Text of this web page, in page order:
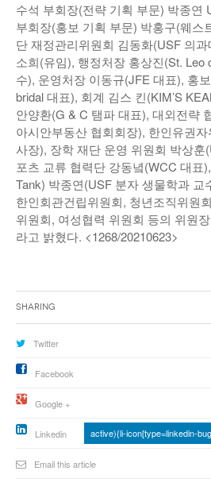
수석 부회장(전략 기획 부문) 박종연
부회장(홍보 기획 부문) 박홍구(웨스
단 재정관리위원회 김동화(USF 의
소희(유임), 행정처장 홍상진(St. Leo
수), 운영처장 이동규(JFE 대표), 홍
bridal 대표), 회계 김스 킨(KIM’S
안양환(G & C 탬파 대표), 대외전략
아시안부동산 협회회장), 한인유권
사장), 장학 재단 운영 위원회 박상훈
포츠 교류 협력단 강동녘(WCC 대표
Tank) 박종연(USF 분자 생물학과 교
한인회관건립위원회, 청년조직위원
위원회, 여성협력 위원회 등의 위원
라고 밝혔다. <1268/20210623>
Sharing
Twitter
Facebook
Google +
Linkedin active){li-icon[type=linkedin-
Email this article